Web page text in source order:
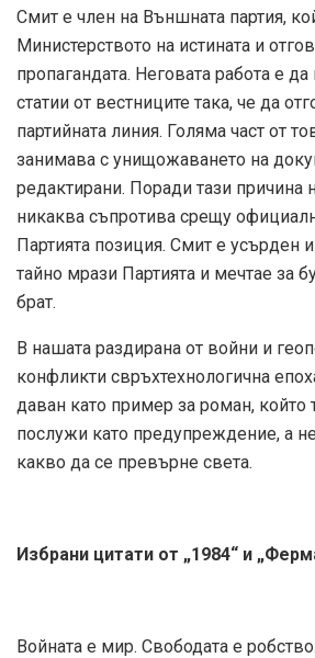
Смит е член на Външната партия,
Министерството на истината и
пропагандата. Неговата работа е
статии от вестниците така, че да
партийната линия. Голяма част от
занимава с унищожаването на
редактирани. Поради тази причина
никаква съпротива срещу
Партията позиция. Смит е усърден
тайно мрази Партията и мечтае за
брат.
В нашата раздирана от войни и
конфликти свръхтехнологична
даван като пример за роман, който
послужи като предупреждение, а
какво да се превърне света.
Избрани цитати от „1984“ и
Войната е мир. Свободата е